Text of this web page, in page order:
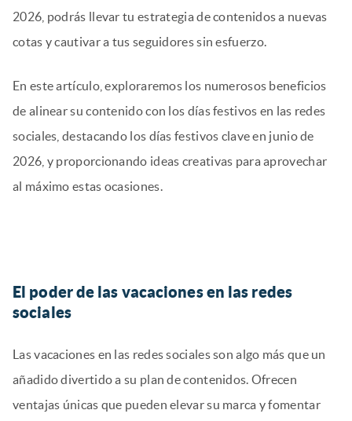
2026, podrás llevar tu estrategia de contenidos a nuevas
cotas y cautivar a tus seguidores sin esfuerzo.
En este artículo, exploraremos los numerosos beneficios
de alinear su contenido con los días festivos en las redes
sociales, destacando los días festivos clave en junio de
2026, y proporcionando ideas creativas para aprovechar
al máximo estas ocasiones.
El poder de las vacaciones en las redes
sociales
Las vacaciones en las redes sociales son algo más que un
añadido divertido a su plan de contenidos. Ofrecen
ventajas únicas que pueden elevar su marca y fomentar